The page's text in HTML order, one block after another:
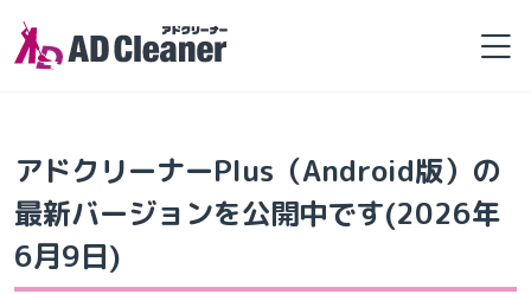
Skip
to
アドクリーナーPlus（Android版）の
最新バージョンを公開中です(2026年
6月9日)